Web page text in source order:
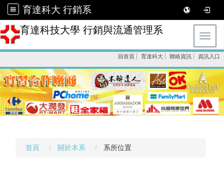
育達科大 行銷系
育達科技大學 行銷與流通管理系
回首頁 育達科大 聯絡資訊 資訊入口
首頁 關於本系 系所位置